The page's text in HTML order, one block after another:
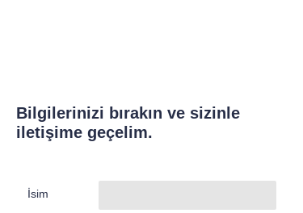
Bilgilerinizi bırakın ve sizinle
iletişime geçelim.
İsim